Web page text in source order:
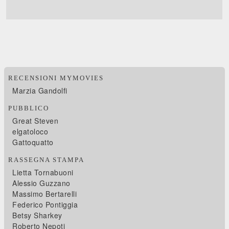
RECENSIONI MYMOVIES
Marzia Gandolfi
PUBBLICO
Great Steven
elgatoloco
Gattoquatto
RASSEGNA STAMPA
Lietta Tornabuoni
Alessio Guzzano
Massimo Bertarelli
Federico Pontiggia
Betsy Sharkey
Roberto Nepoti